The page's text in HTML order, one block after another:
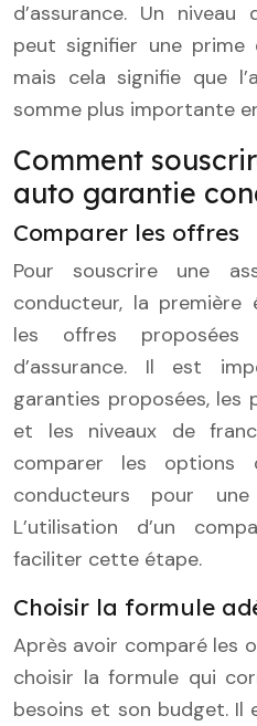
d’assurance. Un
peut signifier une prime
mais cela signifie que
somme plus importante
Comment
auto garantie
Comparer les offres
Pour souscrire une
conducteur, la
les offres
d’assurance. Il est
garanties proposées, les
et les niveaux de
comparer les options
conducteurs pour
L’utilisation d’un
faciliter cette étape.
Choisir la formule
Après avoir comparé les
choisir la formule qui
besoins et son budget.